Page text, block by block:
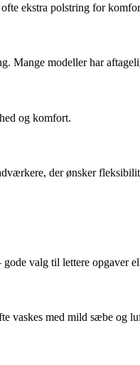
ekstra polstring for
modeller har
og komfort.
der ønsker
valg til lettere opgaver
vaskes med mild sæbe og